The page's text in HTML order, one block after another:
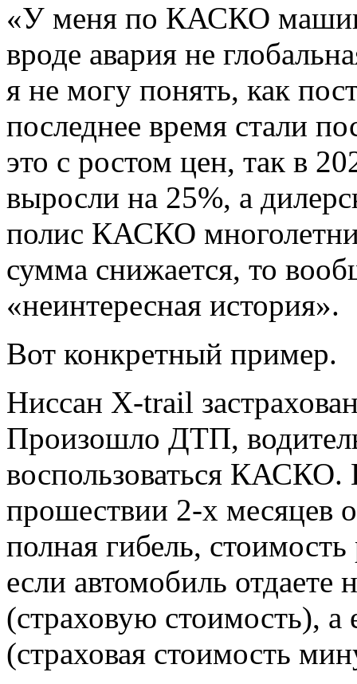
«У меня по КАСКО
вроде авария не
я не могу понять, как
последнее время стали
это с ростом цен, так в
выросли на 25%, а
полис КАСКО
сумма снижается, то
«неинтересная история».
Вот конкретный пример.
Ниссан X-trail
Произошло ДТП,
воспользоваться КАСКО.
прошествии 2-х месяцев
полная гибель,
если автомобиль
(страховую стоимость), а
(страховая стоимость